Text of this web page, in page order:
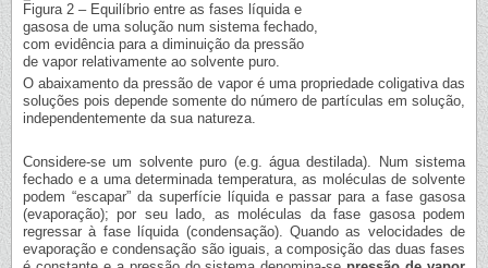
Figura 2 – Equilíbrio entre as fases líquida e
gasosa de uma solução num sistema fechado,
com evidência para a diminuição da pressão
de vapor relativamente ao solvente puro.
O abaixamento da pressão de vapor é uma propriedade coligativa das
soluções pois depende somente do número de partículas em solução,
independentemente da sua natureza.
Considere-se um solvente puro (e.g. água destilada). Num sistema
fechado e a uma determinada temperatura, as moléculas de solvente
podem “escapar” da superfície líquida e passar para a fase gasosa
(evaporação); por seu lado, as moléculas da fase gasosa podem
regressar à fase líquida (condensação). Quando as velocidades de
evaporação e condensação são iguais, a composição das duas fases